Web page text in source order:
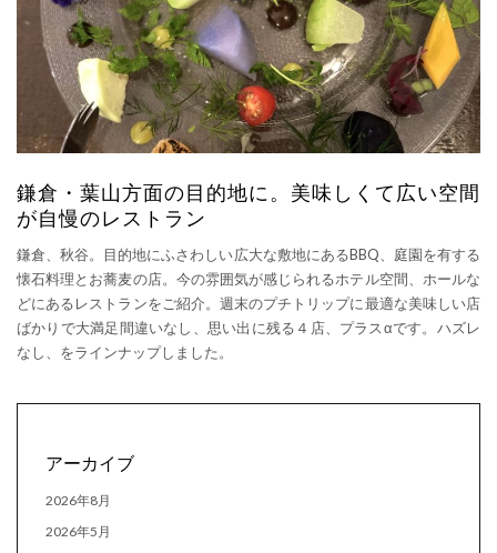
鎌倉・葉山方面の目的地に。美味しくて広い空間
が自慢のレストラン
鎌倉、秋谷。目的地にふさわしい広大な敷地にあるBBQ、庭園を有する
懐石料理とお蕎麦の店。今の雰囲気が感じられるホテル空間、ホールな
どにあるレストランをご紹介。週末のプチトリップに最適な美味しい店
ばかりで大満足間違いなし、思い出に残る４店、プラスαです。ハズレ
なし、をラインナップしました。
アーカイブ
2026年8月
2026年5月